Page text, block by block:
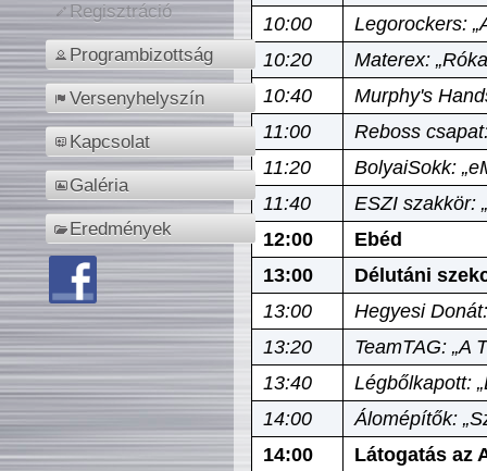
Regisztráció
Programbizottság
Versenyhelyszín
Kapcsolat
Galéria
Eredmények
10:00
Legorockers:
10:20
Materex:
10:40
Murphy's
11:00
Reboss
11:20
BolyaiSokk:
11:40
ESZI szakkör:
12:00
Ebéd
13:00
Délutáni
13:00
Hegyesi
13:20
TeamTAG: „A
13:40
Légbőlkapott:
14:00
Álomépítők:
14:00
Látogatás az